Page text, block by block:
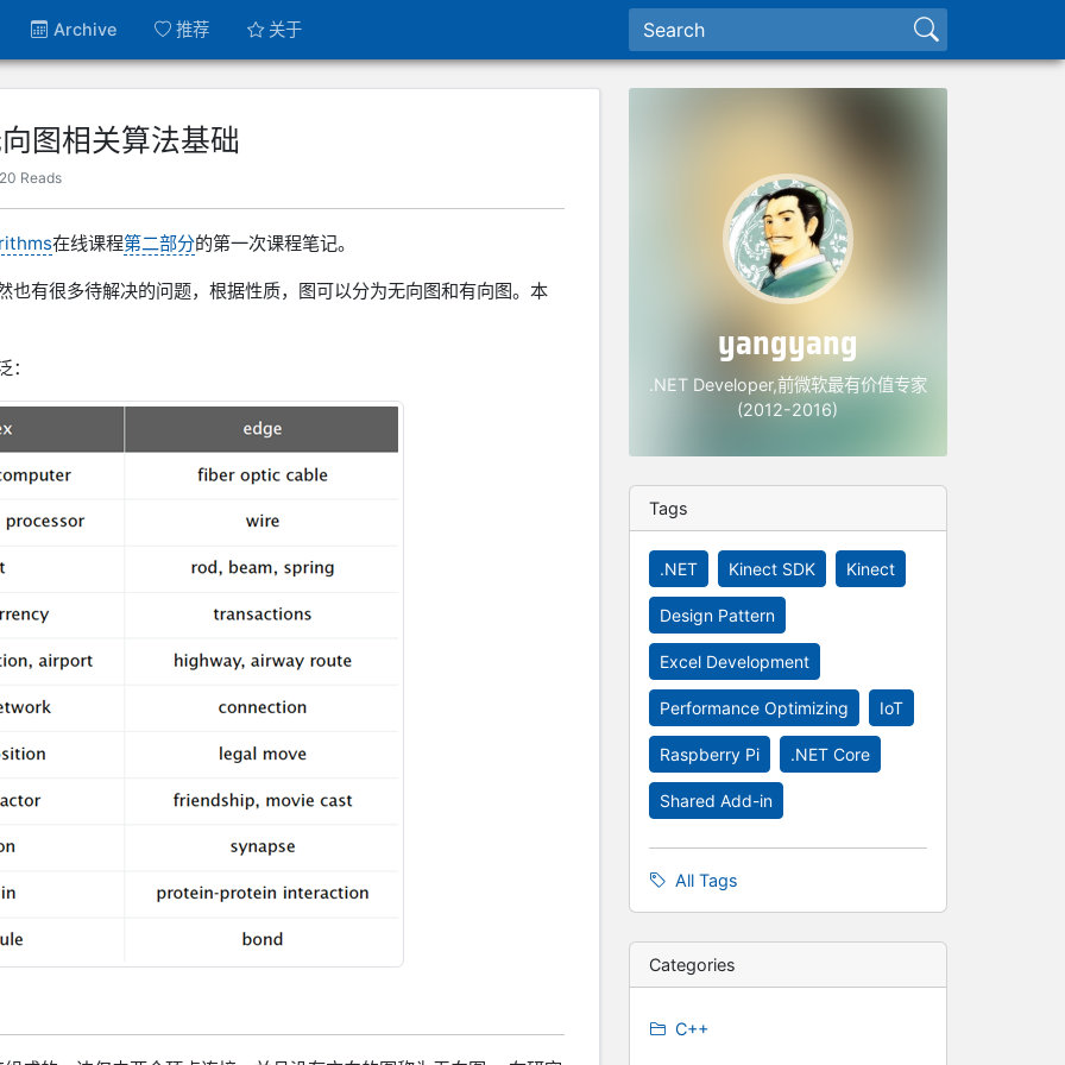
Archive 推荐 关于
图相关算法基础
Reads
在线课程第二部分的第一次课程笔记。
有很多待解决的问题，根据性质，图可以分为无向图和有向图。本
yangyang
.NET Developer,前微软最有价值专家
(2012-2016)
Tags
.NET Kinect SDK Kinect
Design Pattern
Excel Development
Performance Optimizing IoT
Raspberry Pi .NET Core
Shared Add-in
All Tags
Categories
C++